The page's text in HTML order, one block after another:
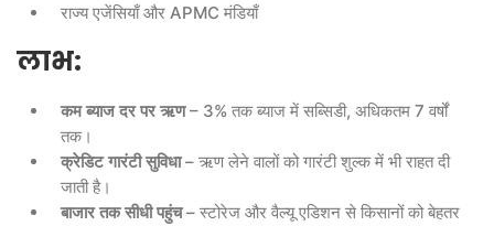
राज्य एजेंसियाँ और APMC मंडियाँ
लाभ:
कम ब्याज दर पर ऋण– 3% तक ब्याज में सब्सिडी, अधिकतम 7 वर्षों
तक।
क्रेडिट गारंटी सुविधा– ऋण लेने वालों को गारंटी शुल्क में भी राहत दी
जाती है।
बाजार तक सीधी पहुंच– स्टोरेज और वैल्यू एडिशन से किसानों को बेहतर